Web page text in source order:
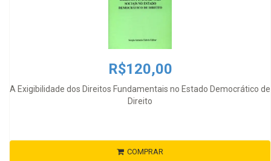
R$120,00
A Exigibilidade dos Direitos Fundamentais no Estado Democrático de
Direito
COMPRAR